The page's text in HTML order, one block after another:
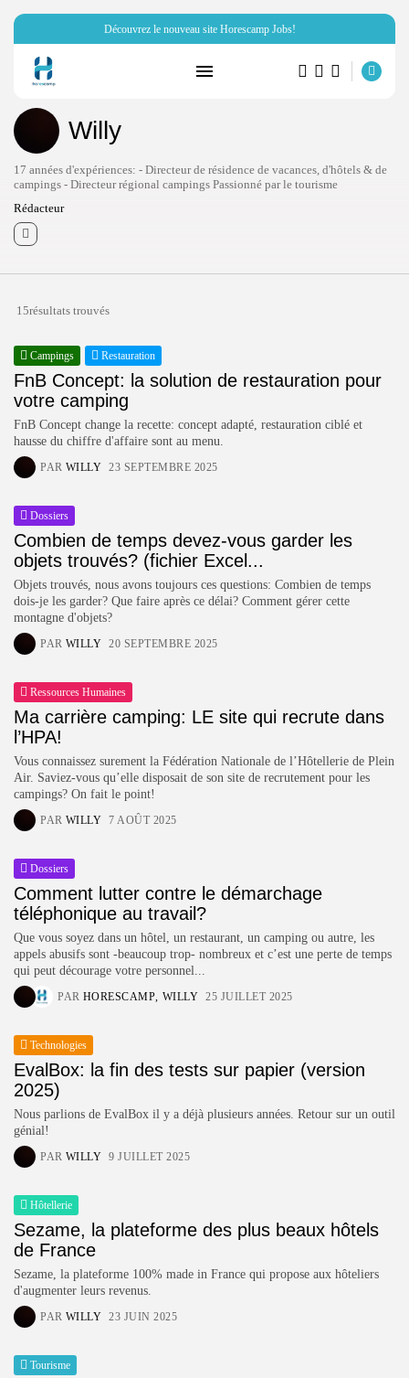
Découvrez le nouveau site Horescamp Jobs!
RECHERCHE
PAR HORESCAMP 6 OCTOBRE 2025
Horescamp Jobs: recrutement dans
les métiers...
PAR HORESCAMP 4 OCTOBRE 2025
Campings
FnB Concept: la solution de
PAR WILLY 23 SEPTEMBRE 2025
POPULAIRES!
Hôtellerie
19 Articles
Dossiers
14 Articles
Technologies
Campings
9 Articles
6 Articles
DERNIERS AVIS
4.2
Technologies
3.8
Notre avis sur Agendrix
PAR WILLY 20 DÉCEMBRE 2021
PRO+
SUIVEZ HORESCAMP
Willy
17 années d'expériences: - Directeur de résidence de vacances, d'hôtels & de
campings - Directeur régional campings Passionné par le tourisme
Rédacteur
15résultats trouvés
Campings Restauration
FnB Concept: la solution de restauration pour
votre camping
FnB Concept change la recette: concept adapté, restauration ciblé et
hausse du chiffre d'affaire sont au menu.
PAR WILLY 23 SEPTEMBRE 2025
Dossiers
Combien de temps devez-vous garder les
objets trouvés? (fichier Excel...
Objets trouvés, nous avons toujours ces questions: Combien de temps
dois-je les garder? Que faire après ce délai? Comment gérer cette
montagne d'objets?
PAR WILLY 20 SEPTEMBRE 2025
Ressources Humaines
Ma carrière camping: LE site qui recrute dans
l’HPA!
Vous connaissez surement la Fédération Nationale de l’Hôtellerie de Plein
Air. Saviez-vous qu’elle disposait de son site de recrutement pour les
campings? On fait le point!
PAR WILLY 7 AOÛT 2025
Dossiers
Comment lutter contre le démarchage
téléphonique au travail?
Que vous soyez dans un hôtel, un restaurant, un camping ou autre, les
appels abusifs sont -beaucoup trop- nombreux et c’est une perte de temps
qui peut décourage votre personnel...
PAR HORESCAMP WILLY 25 JUILLET 2025
Technologies
EvalBox: la fin des tests sur papier (version
2025)
Nous parlions de EvalBox il y a déjà plusieurs années. Retour sur un outil
génial!
PAR WILLY 9 JUILLET 2025
Hôtellerie
Sezame, la plateforme des plus beaux hôtels
de France
Sezame, la plateforme 100% made in France qui propose aux hôteliers
d'augmenter leurs revenus.
PAR WILLY 23 JUIN 2025
Tourisme